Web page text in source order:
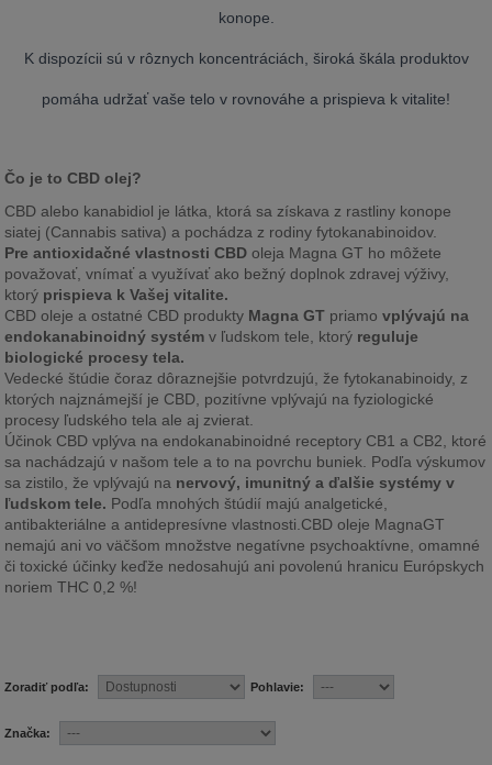
konope.
K dispozícii sú v rôznych koncentráciách, široká škála produktov
pomáha udržať vaše telo v rovnováhe a prispieva k vitalite!
Čo je to CBD olej?
CBD alebo kanabidiol je látka, ktorá sa získava z rastliny konope
siatej (Cannabis sativa) a pochádza z rodiny fytokanabinoidov.
Pre antioxidačné vlastnosti CBD oleja Magna GT ho môžete
považovať, vnímať a využívať ako bežný doplnok zdravej výživy,
ktorý prispieva k Vašej vitalite.
CBD oleje a ostatné CBD produkty Magna GT priamo vplývajú na
endokanabinoidný systém v ľudskom tele, ktorý reguluje
biologické procesy tela.
Vedecké štúdie čoraz dôraznejšie potvrdzujú, že fytokanabinoidy, z
ktorých najznámejší je CBD, pozitívne vplývajú na fyziologické
procesy ľudského tela ale aj zvierat.
Účinok CBD vplýva na endokanabinoidné receptory CB1 a CB2, ktoré
sa nachádzajú v našom tele a to na povrchu buniek. Podľa výskumov
sa zistilo, že vplývajú na nervový, imunitný a ďalšie systémy v
ľudskom tele. Podľa mnohých štúdií majú analgetické,
antibakteriálne a antidepresívne vlastnosti. CBD oleje MagnaGT
nemajú ani vo väčšom množstve negatívne psychoaktívne, omamné
či toxické účinky keďže nedosahujú ani povolenú hranicu Európskych
noriem THC 0,2 %!
Zoradiť podľa: Pohlavie:
Značka: